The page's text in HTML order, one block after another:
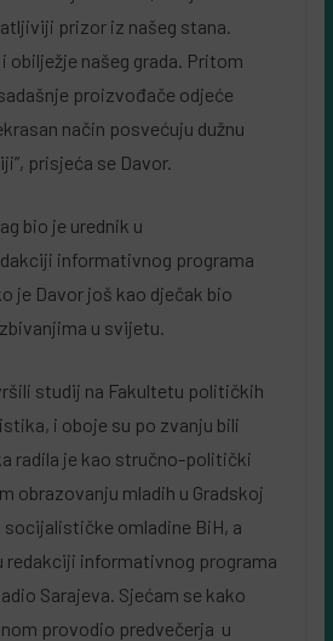
prizor iz našeg stana.
obilježje našeg grada. Pritom
proizvođače odjeće
način posvećuju dužnu
prisjeća se Davor.
bio je urednik u
informativnog programa
je Davor još kao dječak bio
u svijetu.
studij na Fakultetu političkih
i oboje su po zvanju bili
radila je kao stručno-politički
obrazovanju mladih u Gradskoj
omladine BiH, a
redakciji informativnog programa
Sarajeva. Sjećam se kako
provodio predvečerja u